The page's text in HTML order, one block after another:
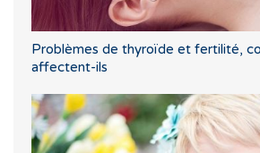
Problèmes de thyroïde et fertilité,
affectent-ils